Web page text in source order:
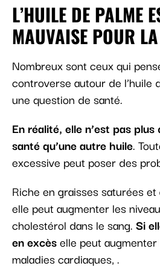
L’HUILE DE PALME
MAUVAISE POUR
Nombreux sont ceux qui
controverse autour de l’huile
une question de santé.
En réalité, elle n’est pas
santé qu’une autre huile.
excessive peut poser des
Riche en graisses saturées
elle peut augmenter les
cholestérol dans le sang. Si
en excèselle peut
maladies cardiaques, .